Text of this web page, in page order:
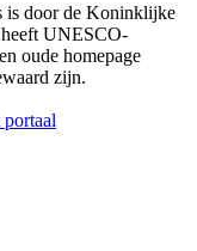
is door de Koninklijke
UNESCO-
oude homepage
zijn.